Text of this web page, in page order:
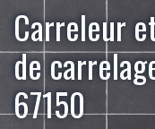
Carreleur
de
67150